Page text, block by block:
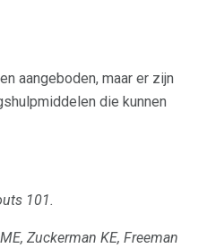
aangeboden, maar er zijn
die kunnen
101.
Zuckerman KE, Freeman